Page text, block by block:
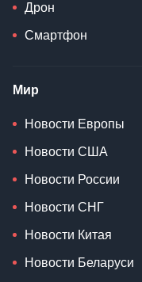
Дрон
Смартфон
Мир
Новости Европы
Новости США
Новости России
Новости СНГ
Новости Китая
Новости Беларуси